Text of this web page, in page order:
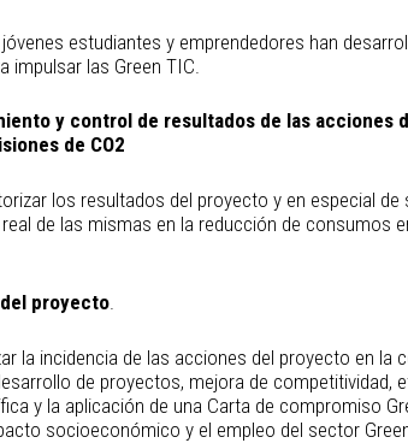
estudiantes y emprendedores han
impulsar las Green TIC.
y control de resultados de las acciones
de CO2
los resultados del proyecto y en especial de
de las mismas en la reducción de consumos
proyecto.
la incidencia de las acciones del proyecto en la
de proyectos, mejora de competitividad,
y la aplicación de una Carta de compromiso
socioeconómico y el empleo del sector